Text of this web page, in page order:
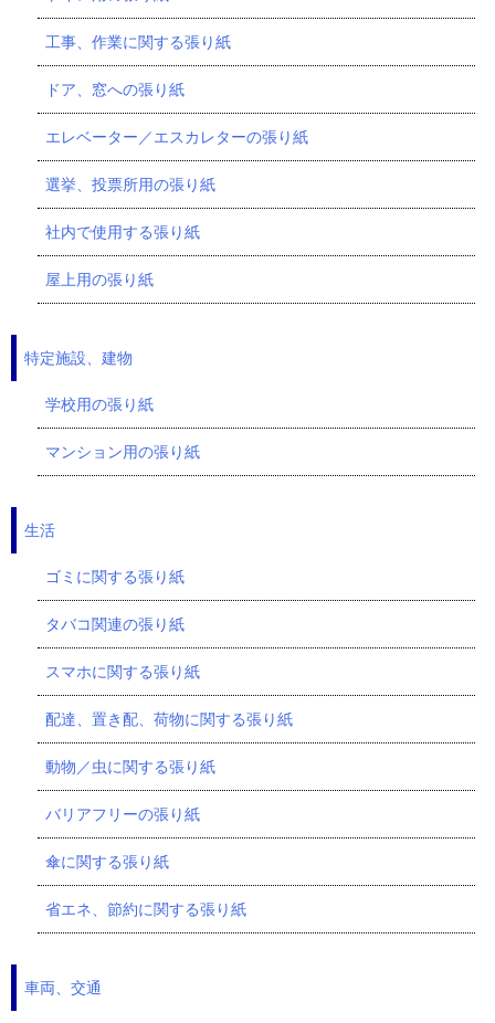
工事、作業に関する張り紙
ドア、窓への張り紙
エレベーター／エスカレターの張り紙
選挙、投票所用の張り紙
社内で使用する張り紙
屋上用の張り紙
特定施設、建物
学校用の張り紙
マンション用の張り紙
生活
ゴミに関する張り紙
タバコ関連の張り紙
スマホに関する張り紙
配達、置き配、荷物に関する張り紙
動物／虫に関する張り紙
バリアフリーの張り紙
傘に関する張り紙
省エネ、節約に関する張り紙
車両、交通